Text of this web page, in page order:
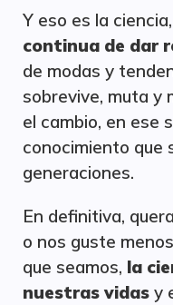
Y eso es la
continua de dar
de modas y
sobrevive, muta y
el cambio, en ese
conocimiento que
generaciones.
En definitiva,
o nos guste
que seamos, la
nuestras vidas y